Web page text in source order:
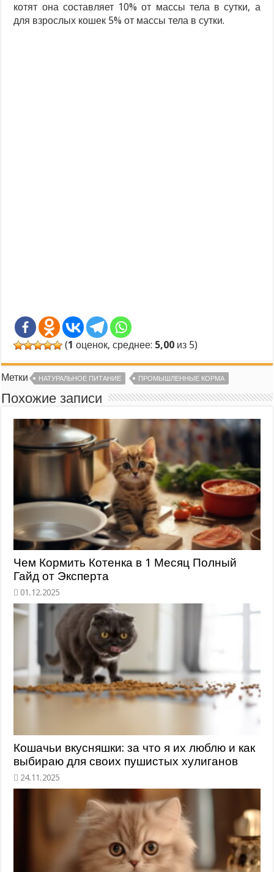
котят она составляет 10% от массы тела в сутки, а
для взрослых кошек 5% от массы тела в сутки.
(1 оценок, среднее: 5,00 из 5)
Метки НАТУРАЛЬНОЕ ПИТАНИЕ ПРОМЫШЛЕННЫЕ КОРМА
Похожие записи
Чем Кормить Котенка в 1 Месяц Полный
Гайд от Эксперта
Кошачьи вкусняшки: за что я их люблю и как
выбираю для своих пушистых хулиганов